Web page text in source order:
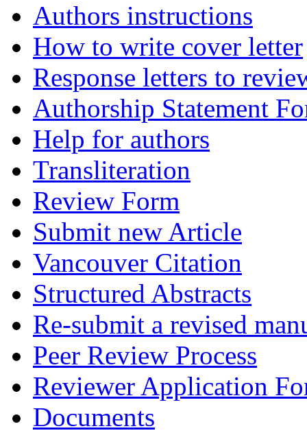
Authors instructions
How to write cover letter
Response letters to
Authorship Statement
Help for authors
Transliteration
Review Form
Submit new Article
Vancouver Citation
Structured Abstracts
Re-submit a revised
Peer Review Process
Reviewer Application
Documents